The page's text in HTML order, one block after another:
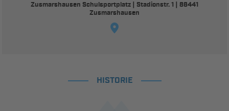
Zusmarshausen Schulsportplatz | Stadionstr. 1 | 86441
Zusmarshausen
HISTORIE